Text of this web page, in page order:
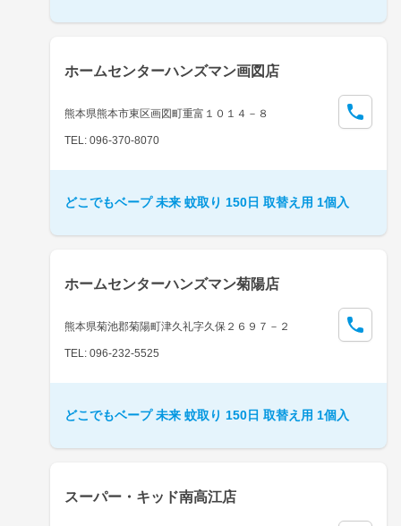
ホームセンターハンズマン画図店
熊本県熊本市東区画図町重富１０１４－８
TEL: 096-370-8070
どこでもベープ 未来 蚊取り 150日 取替え用 1個入
ホームセンターハンズマン菊陽店
熊本県菊池郡菊陽町津久礼字久保２６９７－２
TEL: 096-232-5525
どこでもベープ 未来 蚊取り 150日 取替え用 1個入
スーパー・キッド南高江店